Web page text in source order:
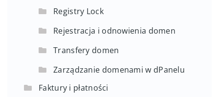
Registry Lock
Rejestracja i odnowienia domen
Transfery domen
Zarządzanie domenami w dPanelu
Faktury i płatności